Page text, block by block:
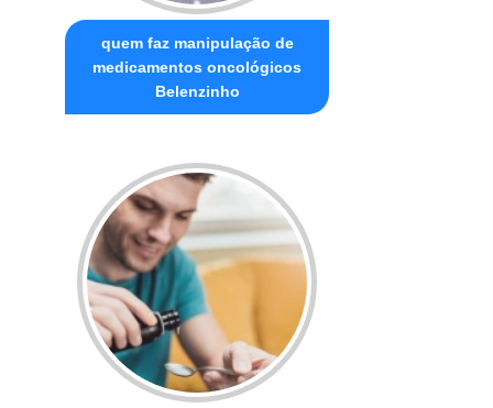
quem faz manipulação de
medicamentos oncológicos
Belenzinho